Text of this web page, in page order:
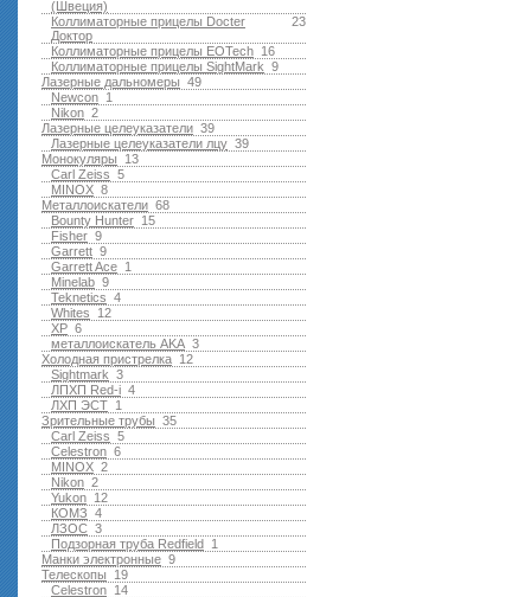
(Швеция)
23
Коллиматорные прицелы Docter
Доктор
16
Коллиматорные прицелы EOTech
9
Коллиматорные прицелы SightMark
49
Лазерные дальномеры
1
Newcon
2
Nikon
39
Лазерные целеуказатели
39
Лазерные целеуказатели лцу
13
Монокуляры
5
Carl Zeiss
8
MINOX
68
Металлоискатели
15
Bounty Hunter
9
Fisher
9
Garrett
1
Garrett Ace
9
Minelab
4
Teknetics
12
Whites
6
XP
3
металлоискатель AKA
12
Холодная пристрелка
3
Sightmark
4
ЛПХП Red-i
1
ЛХП ЭСТ
35
Зрительные трубы
5
Carl Zeiss
6
Celestron
2
MINOX
2
Nikon
12
Yukon
4
КОМЗ
3
ЛЗОС
1
Подзорная труба Redfield
9
Манки электронные
19
Телескопы
14
Celestron